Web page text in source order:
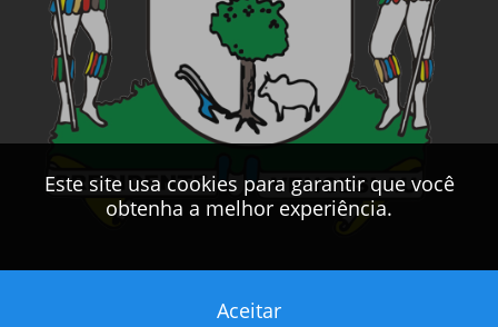
Este site usa cookies para garantir que você
obtenha a melhor experiência.
Aceitar